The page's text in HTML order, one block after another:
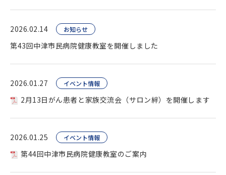
2026.02.14 お知らせ
第43回中津市民病院健康教室を開催しました
2026.01.27 イベント情報
2月13日がん患者と家族交流会（サロン絆）を開催します
2026.01.25 イベント情報
第44回中津市民病院健康教室のご案内